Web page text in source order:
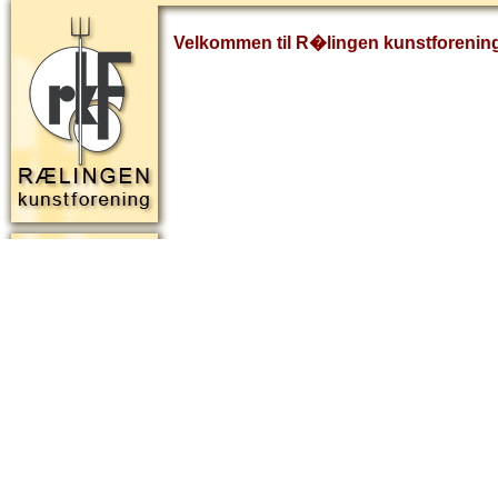
Velkommen til R�lingen